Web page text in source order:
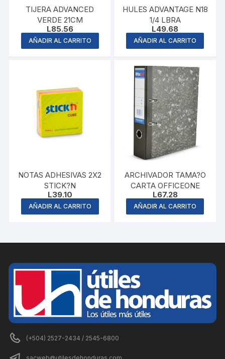
TIJERA ADVANCED
VERDE 21CM
L85.56
AÑADIR AL CARRITO
HULES ADVANTAGE N18
1/4 LBRA
L49.68
AÑADIR AL CARRITO
NOTAS ADHESIVAS 2X2
STICK?N
L39.10
AÑADIR AL CARRITO
ARCHIVADOR TAMA?O
CARTA OFFICEONE
L67.28
AÑADIR AL CARRITO
(+504) 2527-2434 / 2545-6800